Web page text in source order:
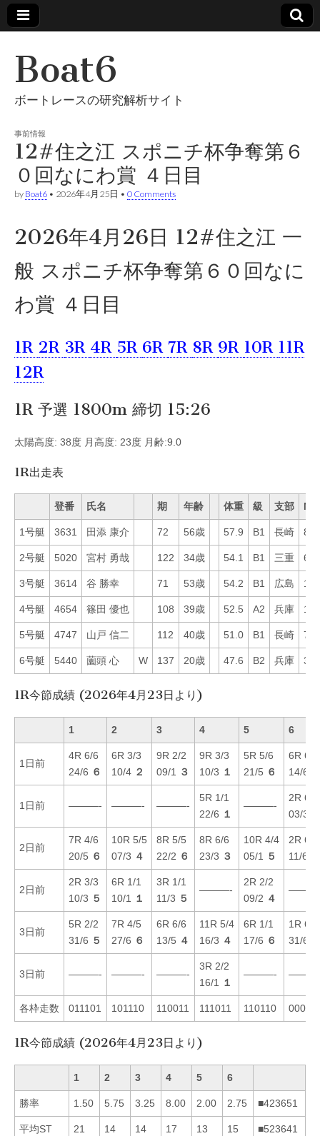
Boat6
ボートレースの研究解析サイト
事前情報
12#住之江 スポニチ杯争奪第６
０回なにわ賞 ４日目
by Boat6 • 2026年4月25日 • 0 Comments
2026年4月26日 12#住之江 一
般 スポニチ杯争奪第６０回なに
わ賞 ４日目
1R 2R 3R 4R 5R 6R 7R 8R 9R 10R 11R
12R
1R 予選 1800m 締切 15:26
太陽高度: 38度 月高度: 23度 月齢:9.0
1R出走表
登番 氏名 期 年齢 体重 級 支部 Mo
1号艇 3631 田添 康介 72 56歳 57.9 B1 長崎 84
2号艇 5020 宮村 勇哉 122 34歳 54.1 B1 三重 64
3号艇 3614 谷 勝幸 71 53歳 54.2 B1 広島 13
4号艇 4654 篠田 優也 108 39歳 52.5 A2 兵庫 11
5号艇 4747 山戸 信二 112 40歳 51.0 B1 長崎 77
6号艇 5440 薗頭 心 W 137 20歳 47.6 B2 兵庫 30
1R今節成績 (2026年4月23日より)
1 2 3 4 5 6
1日前
4R 6/6
24/6 ６
6R 3/3
10/4 ２
9R 2/2
09/1
３
9R 3/3
10/3 １
5R 5/6
21/5 ６
6R 6/6
14/6
1日前 ———- ———- ———-
5R 1/1
22/6 １
———-
2R 6/6
03/3
2日前
7R 4/6
20/5 ６
10R 5/5
07/3 ４
8R 5/5
22/2 ６
8R 6/6
23/3 ３
10R 4/4
05/1
５
2R 6/6
11/6
2日前
2R 3/3
10/3 ５
6R 1/1
10/1
１
3R 1/1
11/3 ５
———-
2R 2/2
09/2 ４
3日前
5R 2/2
31/6 ５
7R 4/5
27/6 ６
6R 6/6
13/5 ４
11R 5/4
16/3 ４
6R 1/1
17/6 ６
1R 6/6
31/6
3日前 ———- ———- ———-
3R 2/2
16/1
１
———-
各枠走数 011101 101110 110011 111011 110110
1R今節成績 (2026年4月23日より)
1 2 3 4 5 6
勝率 1.50 5.75 3.25 8.00 2.00 2.75 ■423651
平均ST 21 14 14 17 13 15 ■523641